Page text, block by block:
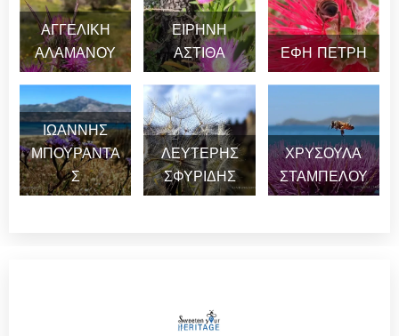
ΑΓΓΕΛΙΚΗ
ΑΛΑΜΑΝΟΥ
ΕΙΡΗΝΗ
ΑΣΤΙΘΑ
ΕΦΗ ΠΕΤΡΗ
ΙΩΑΝΝΗΣ
ΜΠΟΥΡΑΝΤΑ
Σ
ΛΕΥΤΕΡΗΣ
ΣΦΥΡΙΔΗΣ
ΧΡΥΣΟΥΛΑ
ΣΤΑΜΠΕΛΟΥ